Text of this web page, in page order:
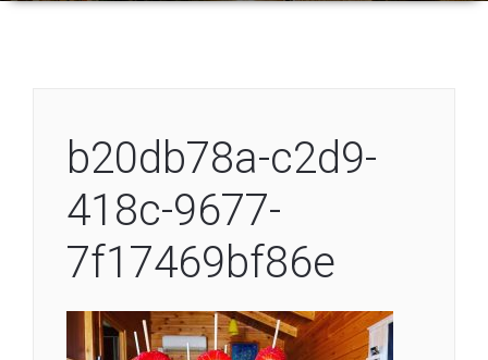
b20db78a-c2d9-
418c-9677-
7f17469bf86e